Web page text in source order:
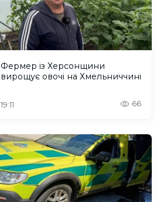
Фермер із Херсонщини
вирощує овочі на Хмельниччині
19:11 66